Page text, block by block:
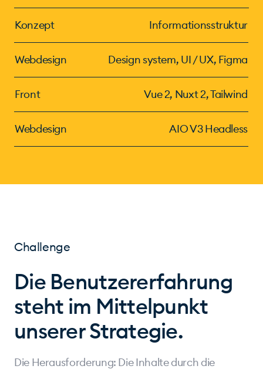
Konzept Informationsstruktur
Webdesign Design system, UI / UX, Figma
Front Vue 2, Nuxt 2, Tailwind
Webdesign AIO V3 Headless
Challenge
Die Benutzererfahrung
steht im Mittelpunkt
unserer Strategie.
Die Herausforderung: Die Inhalte durch die